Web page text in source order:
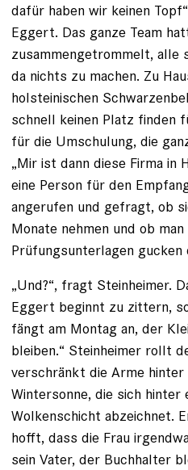
dafür haben wir keinen
Eggert. Das ganze Team
zusammengetrommelt, alle
da nichts zu machen. Zu
holsteinischen
schnell keinen Platz finden
für die Umschulung, die
„Mir ist dann diese Firma in
eine Person für den
angerufen und gefragt, ob
Monate nehmen und ob
Prüfungsunter­lagen gucken
„Und?“, fragt Steinheimer.
Eggert beginnt zu zittern,
fängt am Montag an, der
bleiben.“ Steinheimer rollt
verschränkt die Arme
Wintersonne, die sich hinter
Wolkenschicht abzeichnet.
hofft, dass die Frau
sein Vater, der Buchhalter